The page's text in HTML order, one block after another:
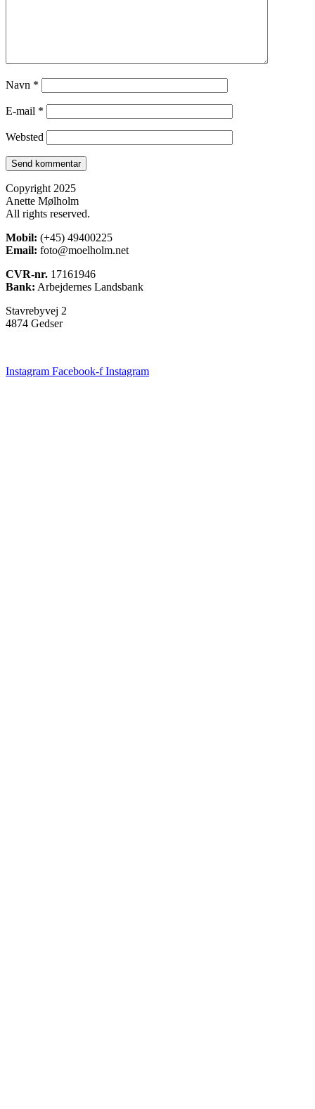
Navn *
E-mail *
Websted
Copyright 2025
Anette Mølholm
All rights reserved.
Mobil: (+45) 49400225
Email: foto@moelholm.net
CVR-nr. 17161946
Bank: Arbejdernes Landsbank
Stavrebyvej 2
4874 Gedser
Instagram Facebook-f Instagram